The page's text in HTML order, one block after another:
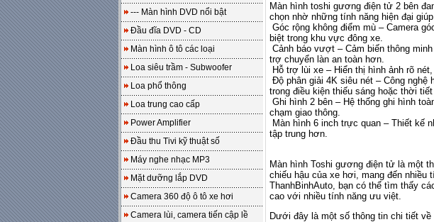
--- Màn hình DVD nổi bật
Đầu đĩa DVD - CD
Màn hình ô tô các loại
Loa siêu trầm - Subwoofer
Loa phổ thông
Loa trung cao cấp
Power Amplifier
Đầu thu Tivi kỹ thuật số
Máy nghe nhạc MP3
Mặt dưỡng lắp DVD
Camera 360 độ ô tô xe hơi
Camera lùi, camera tiến cập lề
Màn hình toshi gương điện tử 2 bên
chọn nhờ những tính năng hiện đại
Góc rộng không điểm mù – Camera
biệt trong khu vực đông xe.
Cảnh báo vượt – Cảm biến thông
trợ chuyển làn an toàn hơn.
Hỗ trợ lùi xe – Hiển thị hình ảnh rõ
Độ phân giải 4K siêu nét – Công nghệ
trong điều kiện thiếu sáng hoặc thời
Ghi hình 2 bên – Hệ thống ghi hình
chạm giao thông.
Màn hình 6 inch trực quan – Thiết kế
tập trung hơn.
Màn hình Toshi gương điện tử là một
chiếu hậu của xe hơi, mang đến nhiều
ThanhBinhAuto, bạn có thể tìm thấy
cao với nhiều tính năng ưu việt.
Dưới đây là một số thông tin chi tiết về